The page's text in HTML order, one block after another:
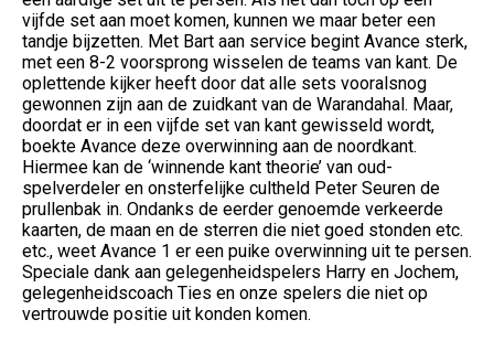
vijfde set aan moet komen, kunnen we maar beter een
tandje bijzetten. Met Bart aan service begint Avance sterk,
met een 8-2 voorsprong wisselen de teams van kant. De
oplettende kijker heeft door dat alle sets vooralsnog
gewonnen zijn aan de zuidkant van de Warandahal. Maar,
doordat er in een vijfde set van kant gewisseld wordt,
boekte Avance deze overwinning aan de noordkant.
Hiermee kan de ‘winnende kant theorie’ van oud-
spelverdeler en onsterfelijke cultheld Peter Seuren de
prullenbak in. Ondanks de eerder genoemde verkeerde
kaarten, de maan en de sterren die niet goed stonden etc.
etc., weet Avance 1 er een puike overwinning uit te persen.
Speciale dank aan gelegenheidspelers Harry en Jochem,
gelegenheidscoach Ties en onze spelers die niet op
vertrouwde positie uit konden komen.